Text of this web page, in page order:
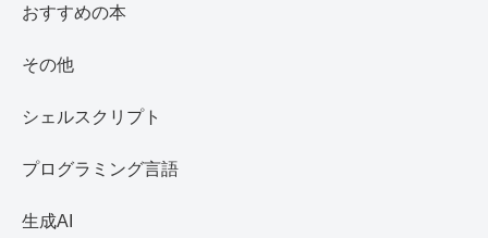
おすすめの本
その他
シェルスクリプト
プログラミング言語
生成AI